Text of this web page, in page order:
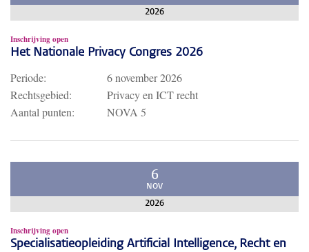
2026
Inschrijving open
Het Nationale Privacy Congres 2026
Periode:
6 november 2026
Rechtsgebied:
Privacy en ICT recht
Aantal punten:
NOVA 5
6
NOV
2026
Inschrijving open
Specialisatieopleiding Artificial Intelligence, Recht en